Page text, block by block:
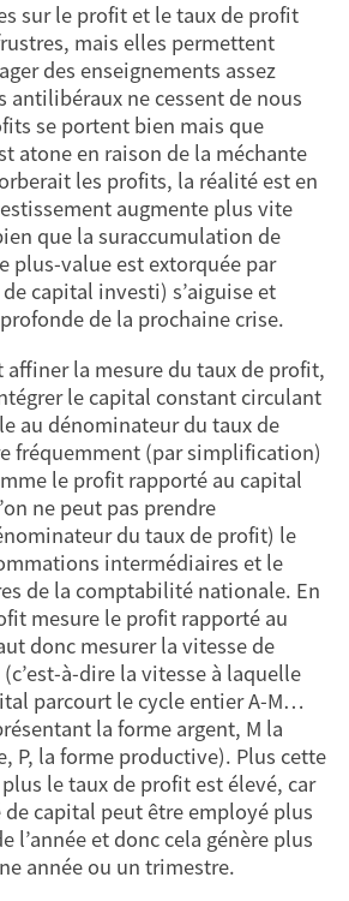
sur le profit et le taux de profit
mais elles permettent
des enseignements assez
antilibéraux ne cessent de nous
se portent bien mais que
atone en raison de la méchante
les profits, la réalité est en
augmente plus vite
que la suraccumulation de
plus-value est extorquée par
capital investi) s’aiguise et
de la prochaine crise.
la mesure du taux de profit,
le capital constant circulant
au dénominateur du taux de
fréquemment (par simplification)
le profit rapporté au capital
ne peut pas prendre
du taux de profit) le
intermédiaires et le
de la comptabilité nationale. En
mesure le profit rapporté au
donc mesurer la vitesse de
à-dire la vitesse à laquelle
parcourt le cycle entier A-M…
la forme argent, M la
P, la forme productive). Plus cette
le taux de profit est élevé, car
capital peut être employé plus
l’année et donc cela génère plus
année ou un trimestre.